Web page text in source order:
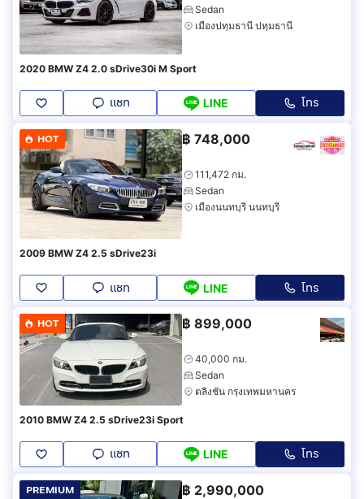
Sedan
เมืองปทุมธานี ปทุมธานี
2020 BMW Z4 2.0 sDrive30i M Sport
แชท LINE โทร
HOT ฿ 748,000
111,472 กม.
Sedan
เมืองนนทบุรี นนทบุรี
2009 BMW Z4 2.5 sDrive23i
แชท LINE โทร
HOT ฿ 899,000
40,000 กม.
Sedan
ตลิ่งชัน กรุงเทพมหานคร
2010 BMW Z4 2.5 sDrive23i Sport
แชท LINE โทร
PREMIUM ฿ 2,990,000